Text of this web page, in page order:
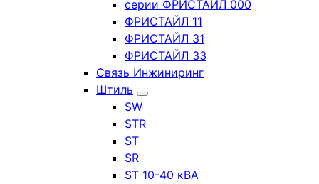
серии ФРИСТАЙЛ 000
ФРИСТАЙЛ 11
ФРИСТАЙЛ 31
ФРИСТАЙЛ 33
Связь Инжиниринг
Штиль
SW
STR
ST
SR
ST 10-40 кВА